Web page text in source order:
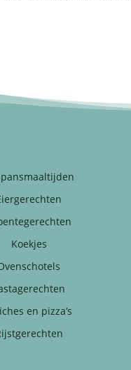
Koekjes
en pizza’s